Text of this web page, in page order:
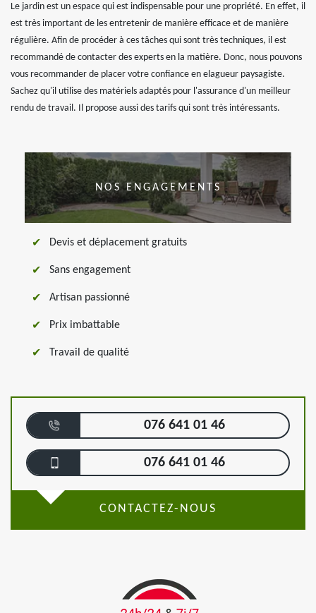
Le jardin est un espace qui est indispensable pour une propriété. En effet, il
est très important de les entretenir de manière efficace et de manière
régulière. Afin de procéder à ces tâches qui sont très techniques, il est
recommandé de contacter des experts en la matière. Donc, nous pouvons
vous recommander de placer votre confiance en elagueur paysagiste.
Sachez qu'il utilise des matériels adaptés pour l'assurance d'un meilleur
rendu de travail. Il propose aussi des tarifs qui sont très intéressants.
NOS ENGAGEMENTS
Devis et déplacement gratuits
Sans engagement
Artisan passionné
Prix imbattable
Travail de qualité
076 641 01 46
076 641 01 46
CONTACTEZ-NOUS